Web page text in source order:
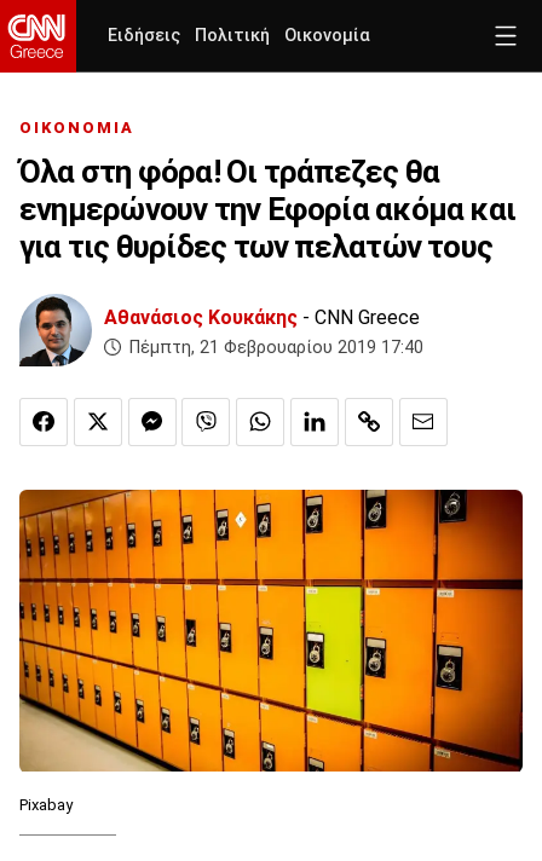
Ειδήσεις Πολιτική Οικονομία
ΟΙΚΟΝΟΜΙΑ
Όλα στη φόρα! Οι τράπεζες θα
ενημερώνουν την Εφορία ακόμα και
για τις θυρίδες των πελατών τους
Αθανάσιος Κουκάκης - CNN Greece
Πέμπτη, 21 Φεβρουαρίου 2019 17:40
Pixabay